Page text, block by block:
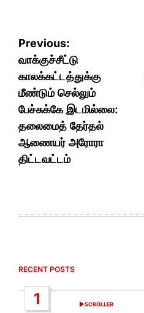
Post
navigation
Previous:
வாக்குச்சீட்டு
காலக்கட்டத்துக்கு
மீண்டும் செல்லும்
பேச்சுக்கே இடமில்லை:
தலைமைத் தேர்தல்
ஆணையர் அரோரா
திட்டவட்டம்
RECENT POSTS
1
POSTED
SCROLLER